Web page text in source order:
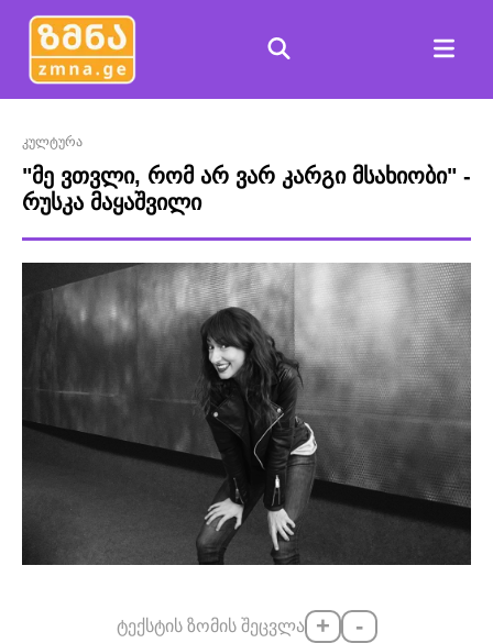
კულტურა
"მე ვთვლი, რომ არ ვარ კარგი მსახიობი" -
რუსკა მაყაშვილი
ტექსტის ზომის შეცვლა + -